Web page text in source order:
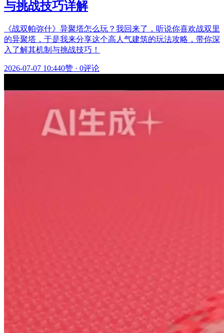
与挑战技巧详解
《战双帕弥什》异聚塔怎么玩？我回来了，听说你喜欢战双里
的异聚塔，于是我来分享这个高人气建筑的玩法攻略，带你深
入了解其机制与挑战技巧！
2026-07-07 10:440赞 · 0评论